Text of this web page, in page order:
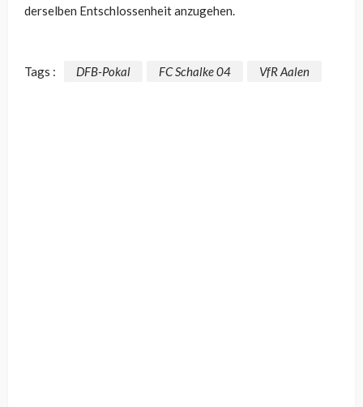
derselben Entschlossenheit anzugehen.
Tags : DFB-Pokal FC Schalke 04 VfR Aalen